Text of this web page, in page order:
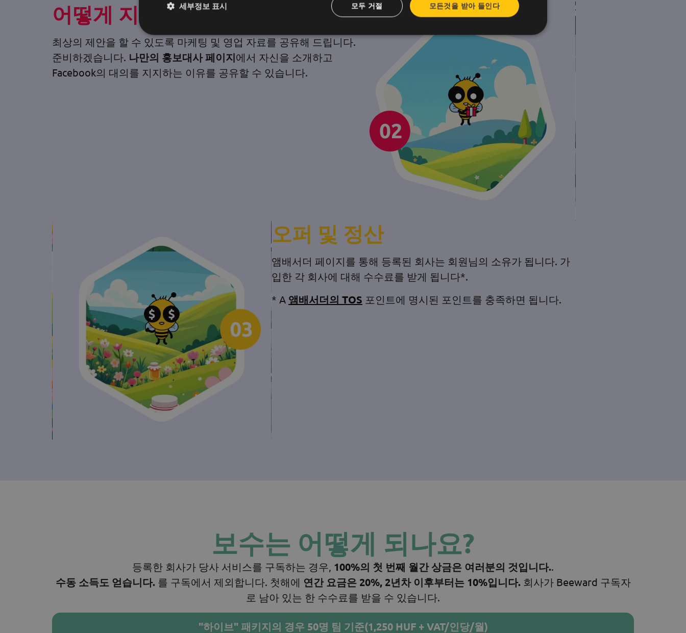
어떻게 지원하나요?
최상의 제안을 할 수 있도록 마케팅 및 영업 자료를 공유해 드립니다.
준비하겠습니다. 나만의 홍보대사 페이지에서 자신을 소개하고
Facebook의 대의를 지지하는 이유를 공유할 수 있습니다.
오퍼 및 정산
앰배서더 페이지를 통해 등록된 회사는 회원님의 소유가 됩니다. 가
입한 각 회사에 대해 수수료를 받게 됩니다*.
* A 앰배서더의 TOS 포인트에 명시된 포인트를 충족하면 됩니다.
보수는 어떻게 되나요?
등록한 회사가 당사 서비스를 구독하는 경우, 100%의 첫 번째 월간 상금은 여러분의 것입니다..
수동 소득도 얻습니다.를 구독에서 제외합니다. 첫해에 연간 요금은 20%, 2년차 이후부터는 10%입니다.회사가 Beeward 구독자
로 남아 있는 한 수수료를 받을 수 있습니다.
"하이브" 패키지의 경우 50명 팀 기준(1,250 HUF + VAT/인당/월)
모든것을 받아 들인다
모두 거절
세부정보 표시